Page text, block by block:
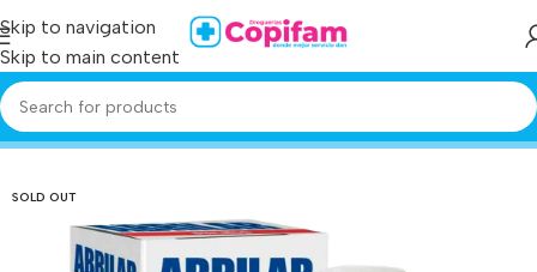
Skip to navigation
Skip to main content
Producto
SOLD OUT